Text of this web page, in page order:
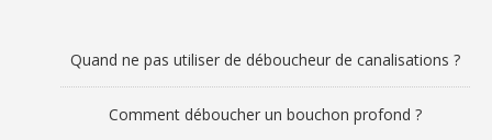
Quand ne pas utiliser de déboucheur de canalisations ?
Comment déboucher un bouchon profond ?